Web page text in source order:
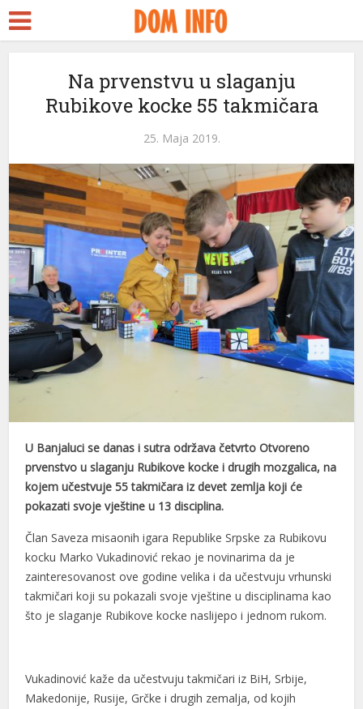
Na prvenstvu u slaganju
Rubikove kocke 55 takmičara
25. Maja 2019.
U Banjaluci se danas i sutra održava četvrto Otvoreno
prvenstvo u slaganju Rubikove kocke i drugih mozgalica, na
kojem učestvuje 55 takmičara iz devet zemlja koji će
pokazati svoje vještine u 13 disciplina.
Član Saveza misaonih igara Republike Srpske za Rubikovu
kocku Marko Vukadinović rekao je novinarima da je
zainteresovanost ove godine velika i da učestvuju vrhunski
takmičari koji su pokazali svoje vještine u disciplinama kao
što je slaganje Rubikove kocke naslijepo i jednom rukom.
Vukadinović kaže da učestvuju takmičari iz BiH, Srbije,
Makedonije, Rusije, Grčke i drugih zemalja, od kojih